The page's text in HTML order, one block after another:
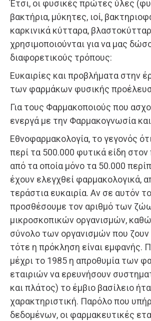
Έτσι, οι φυσικές πρώτες ύλες
βακτήρια, μύκητες, ιοί,
καρκινικά κύτταρα,
χρησιμοποιούνται για να μας
διαφορετικούς τρόπους:
Ευκαιρίες και προβλήματα στην
των φαρμάκων φυσικής
Για τους Φαρμακοποιούς που
ενεργά με την Φαρμακογνωσία
Εθνοφαρμακολογία, το γεγονός
περί τα 500.000 φυτικά είδη στον
από τα οποία μόνο τα 50.000
έχουν ελεγχθεί φαρμακολογικά,
τεράστια ευκαιρία. Αν σε αυτόν
προσθέσουμε τον αριθμό των
μικροσκοπικών οργανισμών,
σύνολο των οργανισμών που
τότε η πρόκληση είναι εμφανής.
μέχρι το 1985 η απροθυμία των
εταιριών να ερευνήσουν
και πλάτος) το έμβιο βασίλειο
χαρακτηριστική. Παρόλο που
δεδομένων, οι φαρμακευτικές